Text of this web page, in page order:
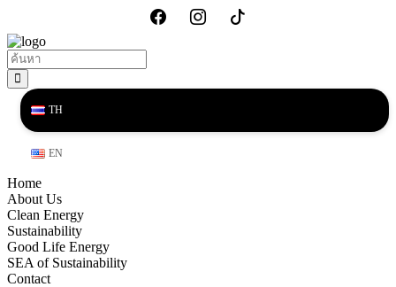
TH
EN
Home
About Us
Clean Energy
Sustainability
Good Life Energy
SEA of Sustainability
Contact